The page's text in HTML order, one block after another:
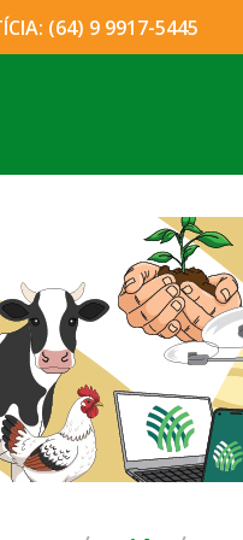
(64) 9 9917-5445